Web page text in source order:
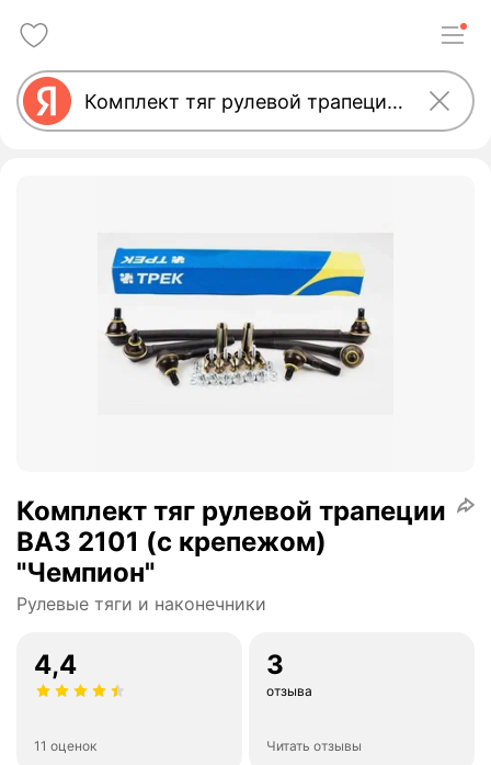
Комплект тяг рулевой трапеции
ВАЗ 2101 (с крепежом)
"Чемпион"
Рулевые тяги и наконечники
4,4
11 оценок
3
отзыва
Читать отзывы